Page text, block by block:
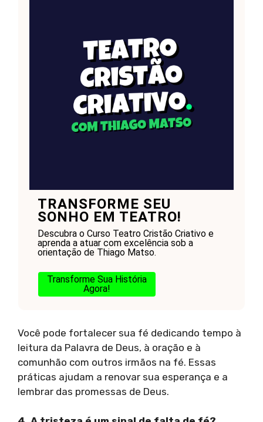
TRANSFORME SEU
SONHO EM TEATRO!
Descubra o Curso Teatro Cristão Criativo e
aprenda a atuar com excelência sob a
orientação de Thiago Matso.
Transforme Sua História
Agora!
Você pode fortalecer sua fé dedicando tempo à
leitura da Palavra de Deus, à oração e à
comunhão com outros irmãos na fé. Essas
práticas ajudam a renovar sua esperança e a
lembrar das promessas de Deus.